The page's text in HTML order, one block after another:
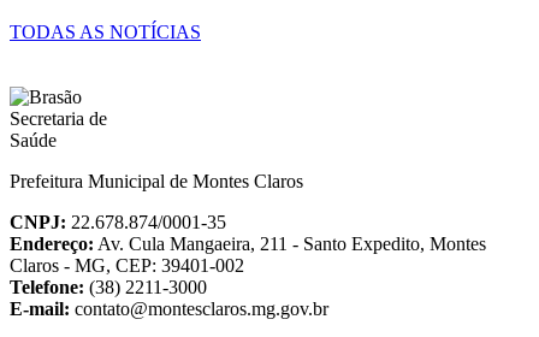
TODAS AS NOTÍCIAS
Prefeitura Municipal de Montes Claros
CNPJ: 22.678.874/0001-35
Endereço: Av. Cula Mangaeira, 211 - Santo Expedito, Montes
Claros - MG, CEP: 39401-002
Telefone: (38) 2211-3000
E-mail: contato@montesclaros.mg.gov.br